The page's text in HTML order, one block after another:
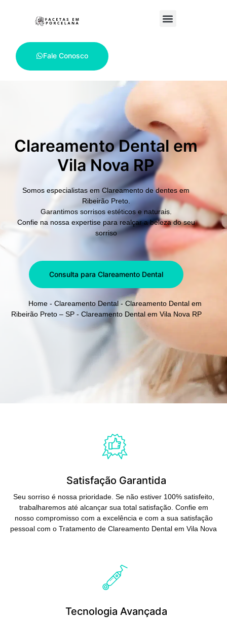
Fale Conosco
Clareamento Dental em
Vila Nova RP
Somos especialistas em Clareamento de dentes em
Ribeirão Preto.
Garantimos sorrisos estéticos e naturais.
Confie na nossa expertise para realçar a beleza do seu
sorriso
Consulta para Clareamento Dental
Home - Clareamento Dental - Clareamento Dental em
Ribeirão Preto – SP - Clareamento Dental em Vila Nova RP
Satisfação Garantida
Seu sorriso é nossa prioridade. Se não estiver 100% satisfeito,
trabalharemos até alcançar sua total satisfação. Confie em
nosso compromisso com a excelência e com a sua satisfação
pessoal com o Tratamento de Clareamento Dental em Vila Nova
Tecnologia Avançada